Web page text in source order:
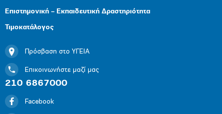
Επιστημονική – Εκπαιδευτική Δραστηριότητα
Τιμοκατάλογος
Πρόσβαση στο ΥΓΕΙΑ
Επικοινωνήστε μαζί μας
210 6867000
Facebook